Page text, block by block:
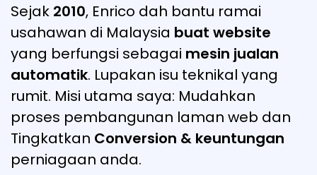
Sejak 2010, Enrico dah bantu ramai
usahawan di Malaysia buat website
yang berfungsi sebagai mesin jualan
automatik. Lupakan isu teknikal yang
rumit. Misi utama saya: Mudahkan
proses pembangunan laman web dan
Tingkatkan Conversion & keuntungan
perniagaan anda.